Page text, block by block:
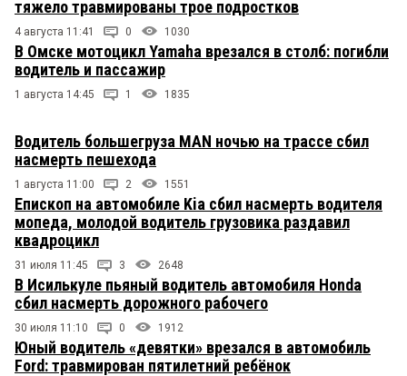
тяжело травмированы трое подростков
4 августа 11:41 0 1030
В Омске мотоцикл Yamaha врезался в столб: погибли
водитель и пассажир
1 августа 14:45 1 1835
Водитель большегруза MAN ночью на трассе сбил
насмерть пешехода
1 августа 11:00 2 1551
Епископ на автомобиле Kia сбил насмерть водителя
мопеда, молодой водитель грузовика раздавил
квадроцикл
31 июля 11:45 3 2648
В Исилькуле пьяный водитель автомобиля Honda
сбил насмерть дорожного рабочего
30 июля 11:10 0 1912
Юный водитель «девятки» врезался в автомобиль
Ford: травмирован пятилетний ребёнок